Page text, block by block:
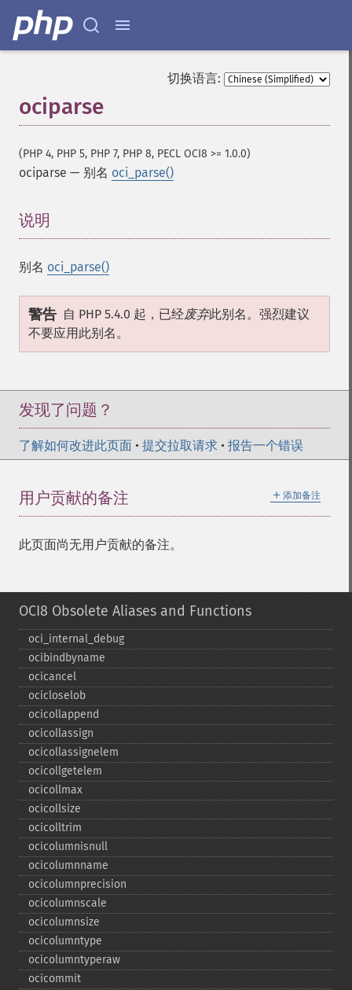
切换语言:
ociparse
(PHP 4, PHP 5, PHP 7, PHP 8, PECL OCI8 >= 1.0.0)
ociparse — 别名 oci_parse()
说明
别名 oci_parse()
警告 自 PHP 5.4.0 起，已经废弃此别名。强烈建议
不要应用此别名。
发现了问题？
了解如何改进此页面 • 提交拉取请求 • 报告一个错误
＋ 添加备注
用户贡献的备注
此页面尚无用户贡献的备注。
OCI8 Obsolete Aliases and Functions
oci_​internal_​debug
ocibindbyname
ocicancel
ocicloselob
ocicollappend
ocicollassign
ocicollassignelem
ocicollgetelem
ocicollmax
ocicollsize
ocicolltrim
ocicolumnisnull
ocicolumnname
ocicolumnprecision
ocicolumnscale
ocicolumnsize
ocicolumntype
ocicolumntyperaw
ocicommit